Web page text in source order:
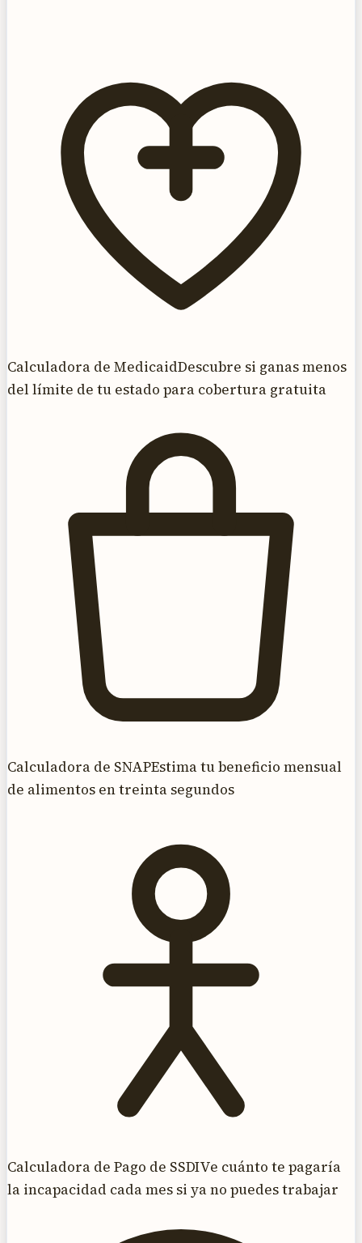
Calculadora de MedicaidDescubre si ganas menos
del límite de tu estado para cobertura gratuita
Calculadora de SNAPEstima tu beneficio mensual
de alimentos en treinta segundos
Calculadora de Pago de SSDIVe cuánto te pagaría
la incapacidad cada mes si ya no puedes trabajar